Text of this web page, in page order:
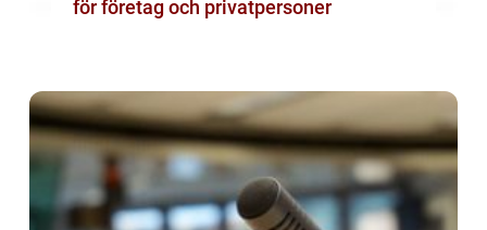
för företag och privatpersoner